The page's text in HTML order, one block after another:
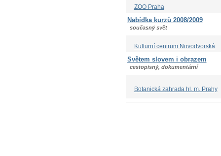
ZOO Praha
Nabídka kurzů 2008/2009
současný svět
Kulturní centrum Novodvorská
Světem slovem i obrazem
cestopisný, dokumentární
Botanická zahrada hl. m. Prahy